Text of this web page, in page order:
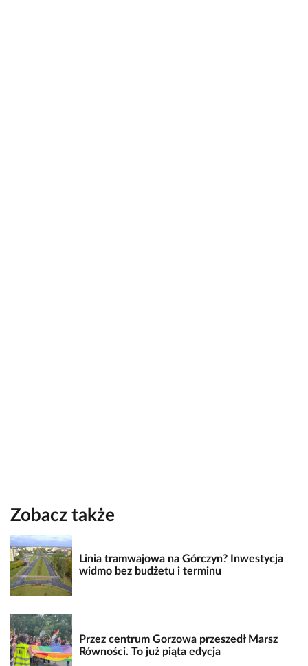
Zobacz także
Linia tramwajowa na Górczyn? Inwestycja
widmo bez budżetu i terminu
Przez centrum Gorzowa przeszedł Marsz
Równości. To już piąta edycja